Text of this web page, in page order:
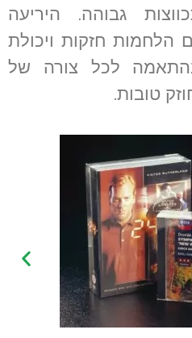
גבוהה. היריעה
הלחמות חזקות ויכולת
לכל צורה של
טובות.